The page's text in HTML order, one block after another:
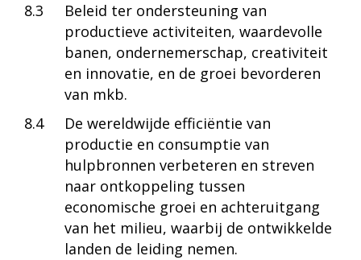
8.3
Beleid ter ondersteuning van
productieve activiteiten, waardevolle
banen, ondernemerschap, creativiteit
en innovatie, en de groei bevorderen
van mkb.
8.4
De wereldwijde efficiëntie van
productie en consumptie van
hulpbronnen verbeteren en streven
naar ontkoppeling tussen
economische groei en achteruitgang
van het milieu, waarbij de ontwikkelde
landen de leiding nemen.